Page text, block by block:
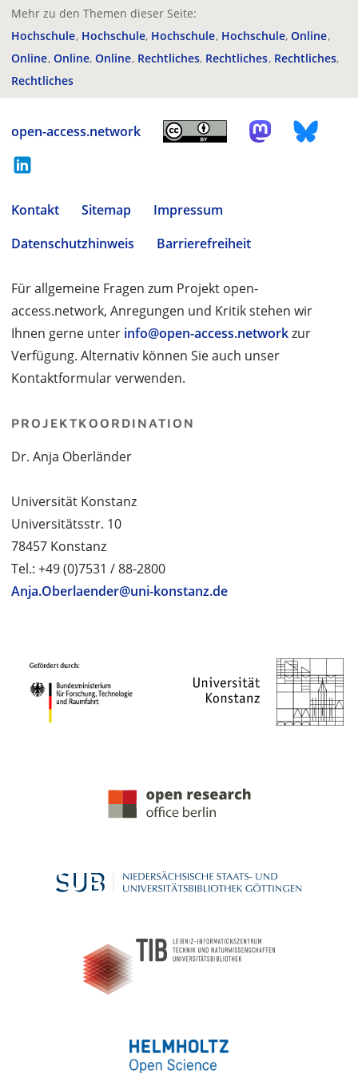
Mehr zu den Themen dieser Seite:
Hochschule Hochschule Hochschule Hochschule Online
Online Online Online Rechtliches Rechtliches Rechtliches
Rechtliches
open-access.network
Kontakt Sitemap
Impressum
Datenschutzhinweis
Barrierefreiheit
Für allgemeine Fragen zum Projekt open-
access.network, Anregungen und Kritik stehen wir
Ihnen gerne unter info@open-access.networkzur
Verfügung. Alternativ können Sie auch unser
Kontaktformular verwenden.
PROJEKTKOORDINATION
Dr. Anja Oberländer
Universität Konstanz
Universitätsstr. 10
78457 Konstanz
Tel.: +49 (0)7531 / 88-2800
Anja.Oberlaender@uni-konstanz.de